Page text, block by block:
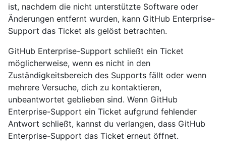
ist, nachdem die nicht unterstützte Software oder
Änderungen entfernt wurden, kann GitHub Enterprise-
Support das Ticket als gelöst betrachten.
GitHub Enterprise-Support schließt ein Ticket
möglicherweise, wenn es nicht in den
Zuständigkeitsbereich des Supports fällt oder wenn
mehrere Versuche, dich zu kontaktieren,
unbeantwortet geblieben sind. Wenn GitHub
Enterprise-Support ein Ticket aufgrund fehlender
Antwort schließt, kannst du verlangen, dass GitHub
Enterprise-Support das Ticket erneut öffnet.